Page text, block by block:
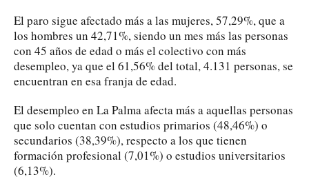
El paro sigue afectado más a las mujeres, 57,29%, que a
los hombres un 42,71%, siendo un mes más las personas
con 45 años de edad o más el colectivo con más
desempleo, ya que el 61,56% del total, 4.131 personas, se
encuentran en esa franja de edad.
El desempleo en La Palma afecta más a aquellas personas
que solo cuentan con estudios primarios (48,46%) o
secundarios (38,39%), respecto a los que tienen
formación profesional (7,01%) o estudios universitarios
(6,13%).